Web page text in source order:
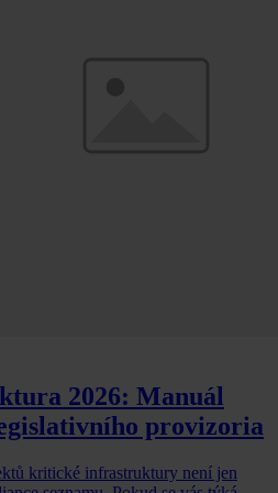
2026: Manuál
provizoria
kritické infrastruktury není jen